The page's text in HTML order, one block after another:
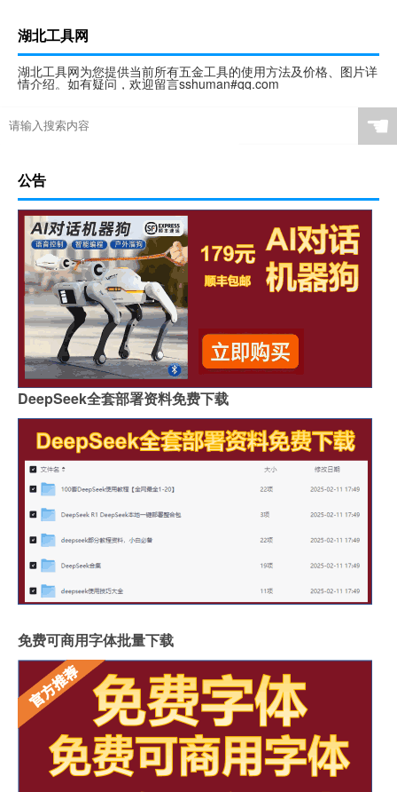
湖北工具网
湖北工具网为您提供当前所有五金工具的使用方法及价格、图片详
情介绍。如有疑问，欢迎留言sshuman#qq.com
☚
公告
DeepSeek全套部署资料免费下载
免费可商用字体批量下载